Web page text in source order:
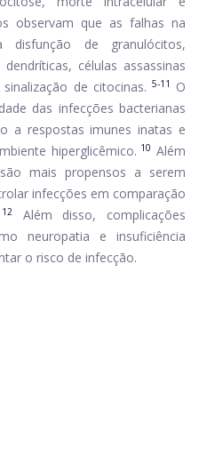
observam que as falhas na
de granulócitos,
células assassinas
de citocinas. 5-11
O
das infecções bacterianas
a respostas imunes inatas e
hiperglicêmico. 10 Além
mais propensos a serem
infecções em comparação
Além disso, complicações
neuropatia e insuficiência
o risco de infecção.